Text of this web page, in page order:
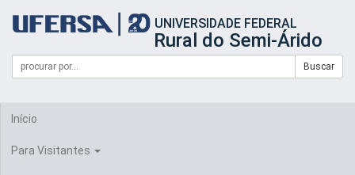
portal
UFERSA
UNIVERSIDADE FEDERAL
Rural do Semi-Árido
Formulário
Busca
Campo
de
Buscar
Início
Para Visitantes